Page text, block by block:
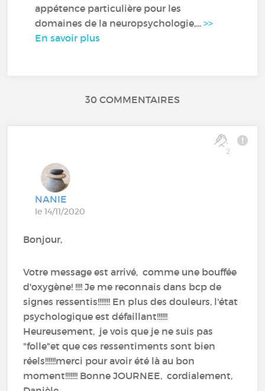
appétence particulière pour les
domaines de la neuropsychologie,...>>
En savoir plus
30 COMMENTAIRES
2
NANIE
le 14/11/2020
Bonjour,
Votre message est arrivé, comme une bouffée
d'oxygène! !!!! Je me reconnais dans bcp de
signes ressentis!!!!!!! En plus des douleurs, l'état
psychologique est défaillant!!!!!!
Heureusement, je vois que je ne suis pas
"folle"et que ces ressentiments sont bien
réels!!!!!!merci pour avoir été là au bon
moment!!!!!!! Bonne JOURNEE, cordialement,